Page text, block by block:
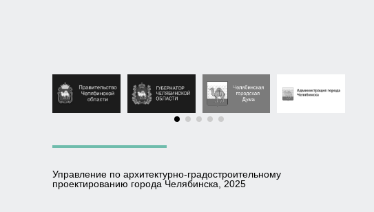
Управление по архитектурно-градостроительному
проектированию города Челябинска, 2025